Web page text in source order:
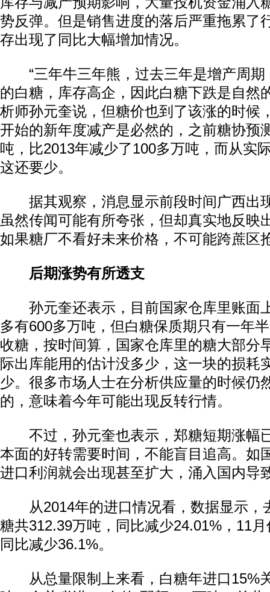
势反弹。但是销售进度的落后严重拖累了
存出现了同比大幅增加情况。
“三年牛三年熊，过去三年是增产周期
的白糖，库存高企，因此白糖下跌是自然
析师孙元奎说，但糖价也到了该涨的时候
开始的新年度减产是必然的，之前糖协预
吨，比2013年减少了100多万吨，而从实
这还要少。
据其观察，消息显示前段时间广西出
虽然传闻可能有所夸张，但却真实地反映
如果糖厂不看好未来价格，不可能跨蔗区
后期涨势有所透支
孙元奎还表示，目前国家仓库里账面
多有600多万吨，但白糖保质期只有一年
收糖，按时间算，国家仓库里的糖大部分
际出库能用的估计没多少，这一块的损耗
少。很多市场人士在分析供应量的时候仍
的，意味着今年可能出现反转行情。
不过，孙元奎也表示，郑糖短期涨幅
本面的好转需要时间，不能盲目追高。如
进口利润就会出现甚至扩大，涌入国内导
从2014年的进口情况看，数据显示，
糖共312.39万吨，同比减少24.01%，11
同比减少36.1%。
从总量限制上来看，白糖年进口15%